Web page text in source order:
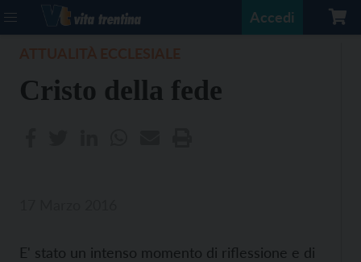
Accedi
Cristo della fede
E' stato un intenso momento di riflessione e di